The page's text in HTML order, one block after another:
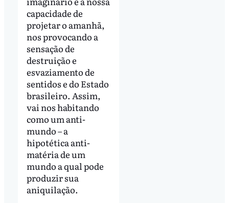
capacidade de
projetar o amanhã,
nos provocando a
sensação de
destruição e
esvaziamento de
sentidos e do Estado
brasileiro. Assim,
vai nos habitando
como um anti-
mundo – a
hipotética anti-
matéria de um
mundo a qual pode
produzir sua
aniquilação.